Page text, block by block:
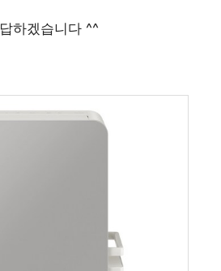
하겠습니다 ^^